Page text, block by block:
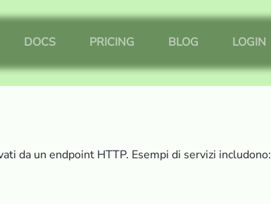
DOCS PRICING BLOG LOGIN
da un endpoint HTTP. Esempi di servizi includono: